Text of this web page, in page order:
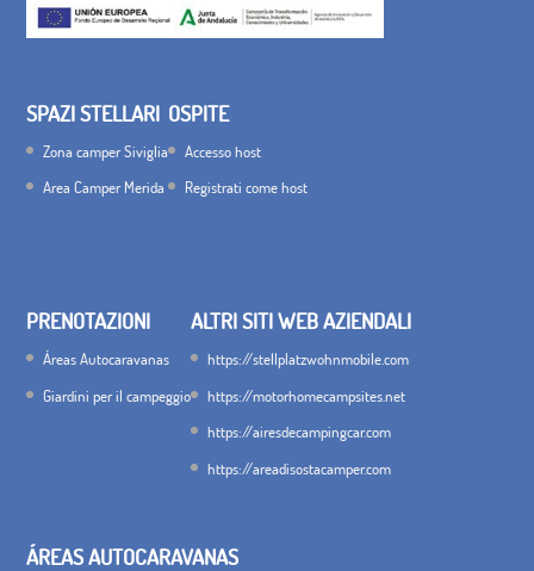
SPAZI STELLARI
Zona camper Siviglia
Area Camper Merida
OSPITE
Accesso host
Registrati come host
PRENOTAZIONI
Áreas Autocaravanas
Giardini per il campeggio
ALTRI SITI WEB AZIENDALI
https://stellplatzwohnmobile.com
https://motorhomecampsites.net
https://airesdecampingcar.com
https://areadisostacamper.com
ÁREAS AUTOCARAVANAS